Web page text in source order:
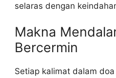
selaras dengan
Makna
Bercermin
Setiap kalimat dalam